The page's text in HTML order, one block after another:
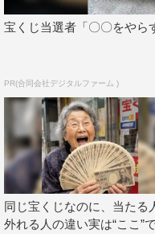
宝くじ当選者「〇〇をやら
PR(合同会社デジタルファーム )
同じ宝くじなのに、当たる
外れる人の違い実は“ここ”